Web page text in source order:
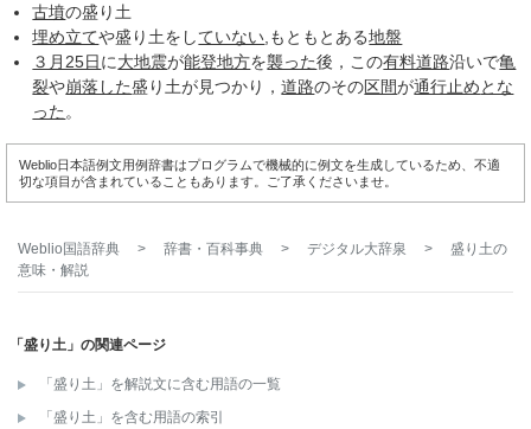
古墳の盛り土
埋め立てや盛り土をしていない ,もともとある地盤
３月25日に大地震が能登地方を襲った後，この有料道路沿いで亀
裂や崩落した盛り土が見つかり，道路のその区間が通行止めとな
った 。
Weblio日本語例文用例辞書はプログラムで機械的に例文を生成しているため、不適
切な項目が含まれていることもあります。ご了承くださいませ。
Weblio国語辞典 > 辞書・百科事典 > デジタル大辞泉 > 盛り土の
意味・解説
「盛り土」の関連ページ
「盛り土」を解説文に含む用語の一覧
「盛り土」を含む用語の索引